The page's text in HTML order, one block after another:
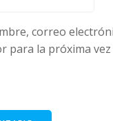
correo
para la próxima